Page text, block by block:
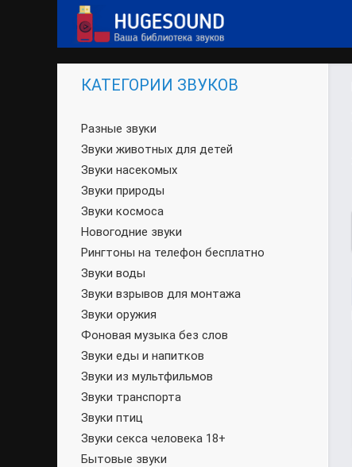
КАТЕГОРИИ ЗВУКОВ
Разные звуки
Звуки животных для детей
Звуки насекомых
Звуки природы
Звуки космоса
Новогодние звуки
Рингтоны на телефон бесплатно
Звуки воды
Звуки взрывов для монтажа
Звуки оружия
Фоновая музыка без слов
Звуки еды и напитков
Звуки из мультфильмов
Звуки транспорта
Звуки птиц
Звуки секса человека 18+
Бытовые звуки